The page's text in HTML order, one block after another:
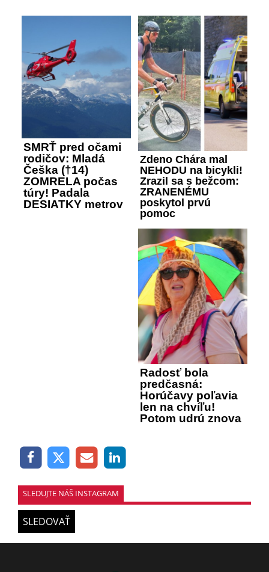
SMRŤ pred očami
rodičov: Mladá
Češka (†14)
ZOMRELA počas
túry! Padala
DESIATKY metrov
Zdeno Chára mal
NEHODU na bicykli!
Zrazil sa s bežcom:
ZRANENÉMU
poskytol prvú
pomoc
Radosť bola
predčasná:
Horúčavy poľavia
len na chvíľu!
Potom udrú znova
SLEDUJTE NÁŠ INSTAGRAM
SLEDOVAŤ